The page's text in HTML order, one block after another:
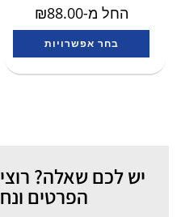
החל מ- ₪88.00
בחר אפשרויות
יש לכם שאלה?
הפרטים